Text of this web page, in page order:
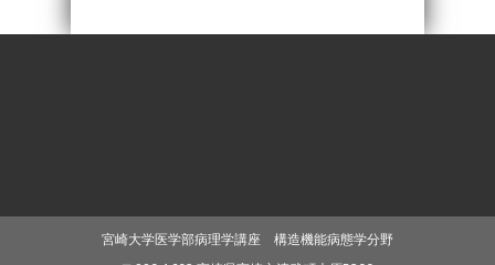
宮崎大学医学部病理学講座 構造機能病態学分野